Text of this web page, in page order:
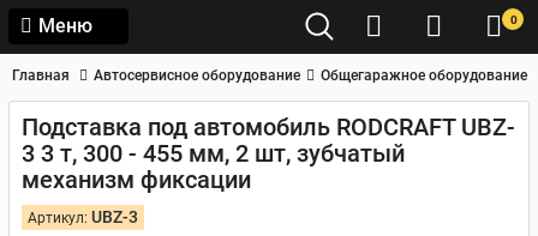
Меню 0
Главная Автосервисное оборудование Общегаражное оборудование
Подставка под автомобиль RODCRAFT UBZ-
3 3 т, 300 - 455 мм, 2 шт, зубчатый
механизм фиксации
Артикул: UBZ-3